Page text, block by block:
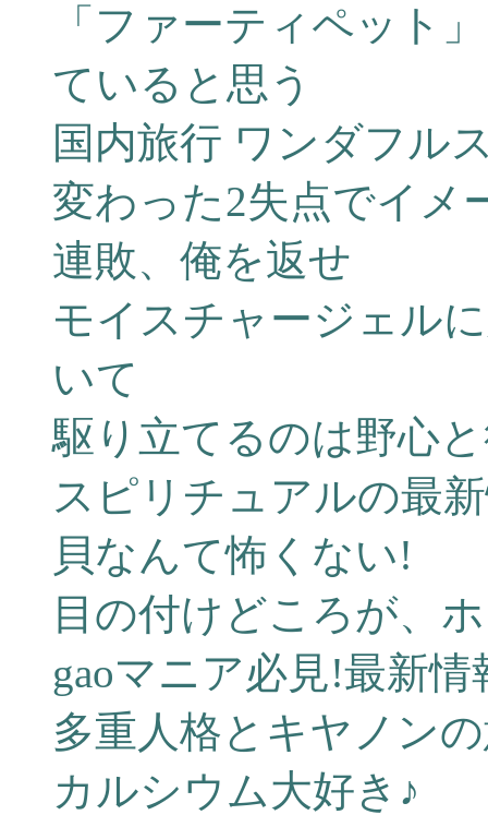
「ファーティペット
ていると思う
国内旅行 ワンダフル
変わった2失点でイメ
連敗、俺を返せ
モイスチャージェル
いて
駆り立てるのは野心
スピリチュアルの最
貝なんて怖くない!
目の付けどころが、
gaoマニア必見!最新情
多重人格とキヤノン
カルシウム大好き♪